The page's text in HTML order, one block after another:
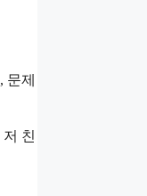
제
친